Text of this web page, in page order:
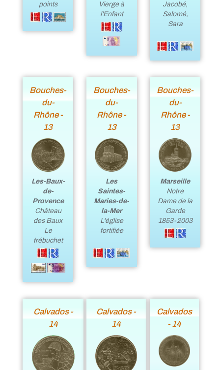
points
Vierge à
l'Enfant
Jacobé,
Salomé,
Sara
Bouches-
du-
Rhône -
13
Les-Baux-
de-
Provence
Château
des Baux
Le
trébuchet
Bouches-
du-
Rhône -
13
Les
Saintes-
Maries-de-
la-Mer
L'église
fortifiée
Bouches-
du-
Rhône -
13
Marseille
Notre
Dame de la
Garde
1853-2003
Calvados -
14
Calvados -
14
Calvados
- 14